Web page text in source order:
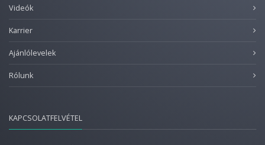
Videók
Karrier
Ajánlólevelek
Rólunk
KAPCSOLATFELVÉTEL